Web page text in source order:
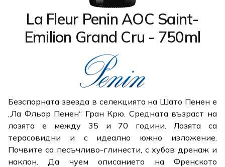
La Fleur Penin AOC Saint-
Emilion Grand Cru - 750ml
Безспорната звезда в селекцията на Шато Пенен е
„Ла Фльор Пенен“ Гран Крю. Средната възраст на
лозята е между 35 и 70 години. Лозята са
терасовидни и с идеално южно изложение.
Почвите са песъчливо-глинести, с хубав дренаж и
наклон. Да чуем описанието на Френското